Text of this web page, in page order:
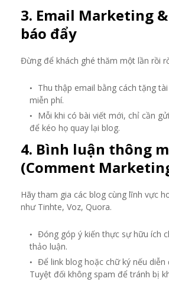
3. Email Marketing
báo đẩy
Đừng để khách ghé thăm một lần rồi
Thu thập email bằng cách tặng
miễn phí.
Mỗi khi có bài viết mới, chỉ cần
để kéo họ quay lại blog.
4. Bình luận thông
(Comment
Hãy tham gia các blog cùng lĩnh vực
như Tinhte, Voz, Quora.
Đóng góp ý kiến thực sự hữu ích
thảo luận.
Để link blog hoặc chữ ký nếu diễn
Tuyệt đối không spam để tránh bị